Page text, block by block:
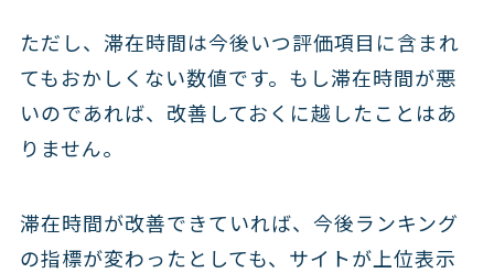
ただし、滞在時間は今後いつ評価項目に含まれ
てもおかしくない数値です。もし滞在時間が悪
いのであれば、改善しておくに越したことはあ
りません。
滞在時間が改善できていれば、今後ランキング
の指標が変わったとしても、サイトが上位表示